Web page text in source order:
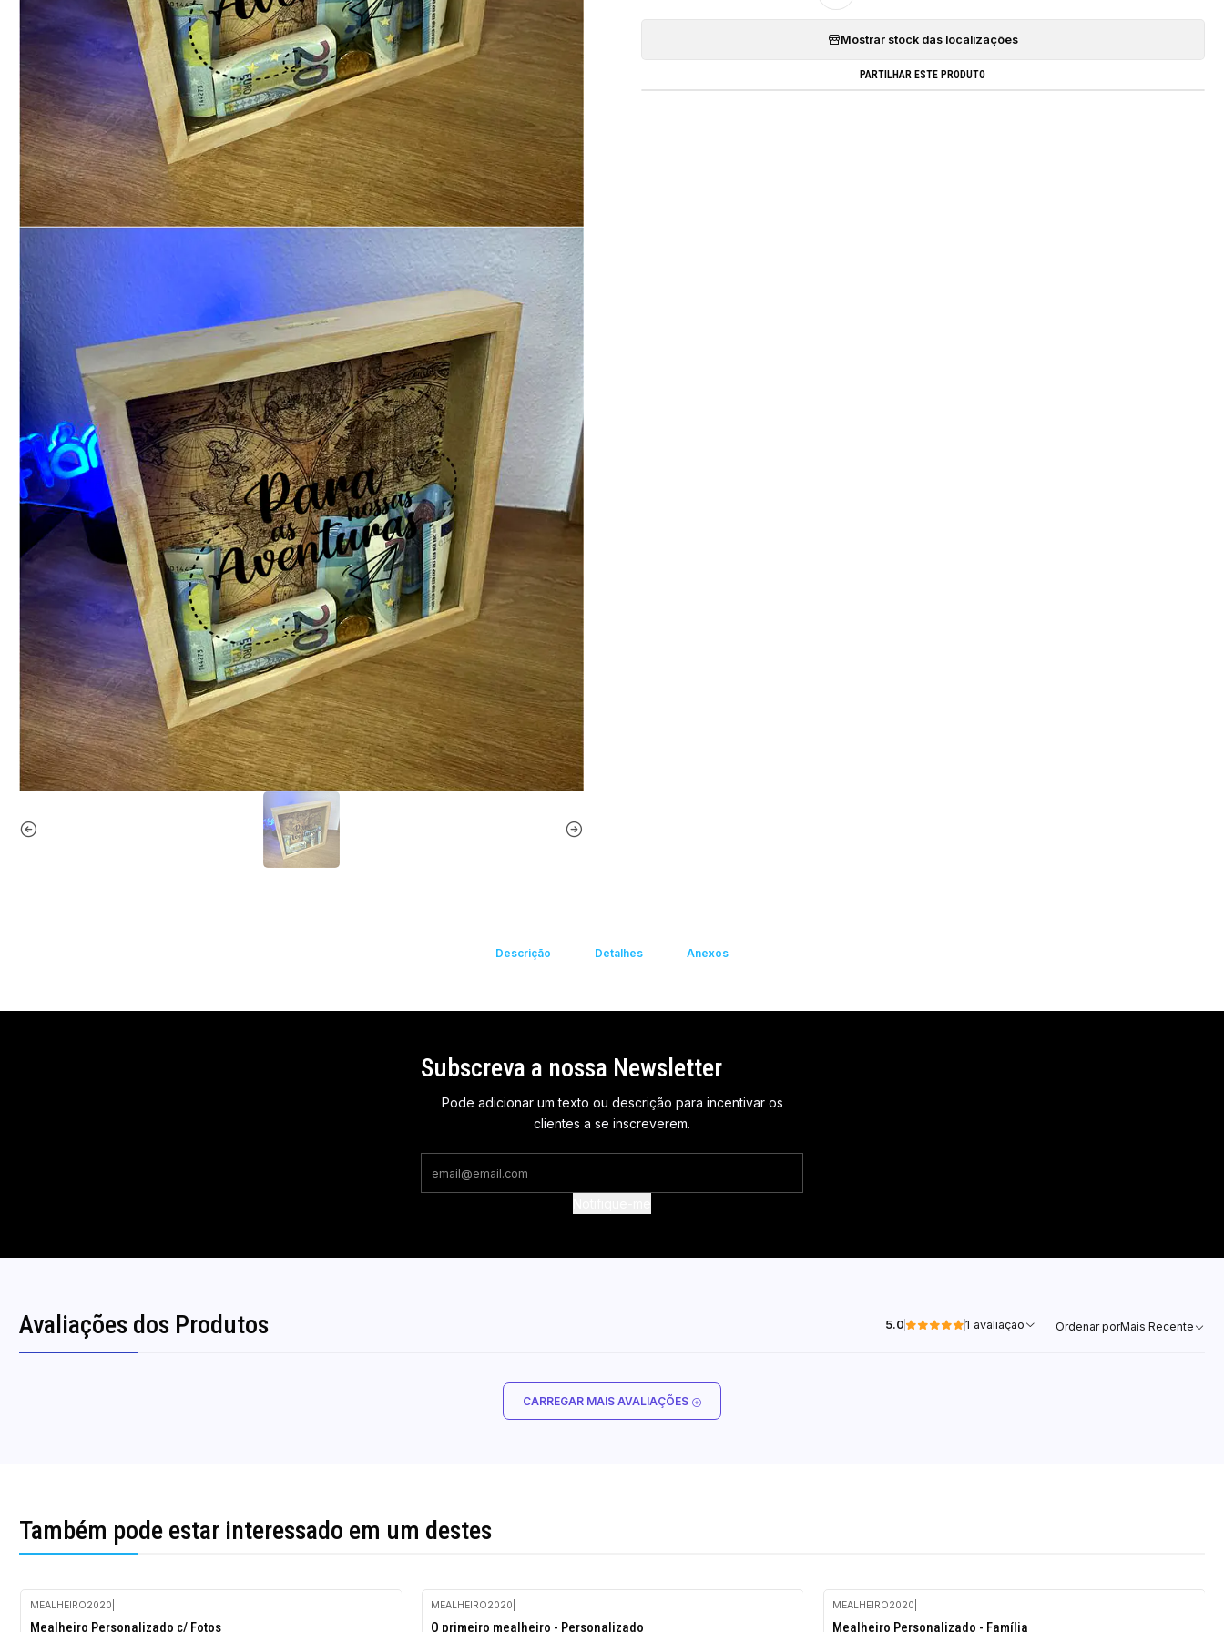
Mostrar stock das localizações
PARTILHAR ESTE PRODUTO
Descrição Detalhes Anexos
Subscreva a nossa Newsletter
Pode adicionar um texto ou descrição para incentivar os
clientes a se inscreverem.
Avaliações dos Produtos 5.0 1 avaliação Ordenar porMais Recente
CARREGAR MAIS AVALIAÇÕES
Também pode estar interessado em um destes
-10%
MEALHEIRO2020
Mealheiro Personalizado c/ Fotos
-10%
MEALHEIRO2020
O primeiro mealheiro - Personalizado
-10%
MEALHEIRO2020
Mealheiro Personalizado - Família